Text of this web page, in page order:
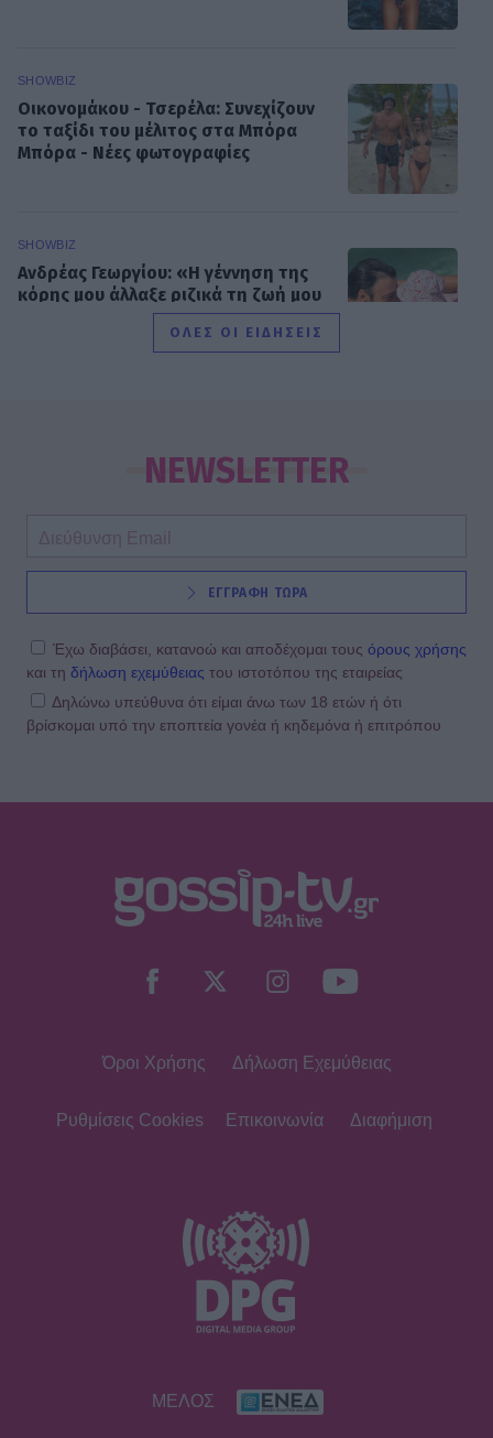
SHOWBIZ
Οικονομάκου - Τσερέλα: Συνεχίζουν
το ταξίδι του μέλιτος στα Μπόρα
Μπόρα - Νέες φωτογραφίες
SHOWBIZ
Ανδρέας Γεωργίου: «Η γέννηση της
κόρης μου άλλαξε ριζικά τη ζωή μου
και με αναδιαμόρφωσε ως
ρόλοι και οι πληγές του ανθρώπου
πίσω από τον μεγάλο πρωταγωνιστή
SHOWBIZ
Μάντυ Λάμπου: Πώς είναι και πού
παρουσιάστρια του «Ok» στο MAD
SHOWBIZ
καλλιστεία και τις καρδιές μας
GOSSIP SPECIALS
8 Αυγούστου 2017: Σαν σήμερα
δημοσιογράφος που τραγουδάει...» -
Ειρήνη Νικολοπούλου: «Το Tik Tok
έχει γίνει το σόου όλου του
Σακίρα: Αυτές είναι οι 7 τροφές που
ΟΛΕΣ ΟΙ ΕΙΔΗΣΕΙΣ
NEWSLETTER
ΕΓΓΡΑΦΗ ΤΩΡΑ
Έχω διαβάσει, κατανοώ και αποδέχομαι τους όρους χρήσης
και τη δήλωση εχεμύθειας του ιστοτόπου της εταιρείας
Δηλώνω υπεύθυνα ότι είμαι άνω των 18 ετών ή ότι
βρίσκομαι υπό την εποπτεία γονέα ή κηδεμόνα ή επιτρόπου
Όροι Χρήσης Δήλωση Εχεμύθειας
Ρυθμίσεις Cookies Επικοινωνία Διαφήμιση
ΜΕΛΟΣ